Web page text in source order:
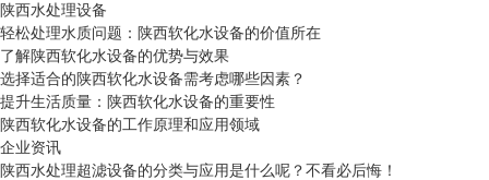
陕西水处理设备
轻松处理水质问题：陕西软化水设备的价值所在
了解陕西软化水设备的优势与效果
选择适合的陕西软化水设备需考虑哪些因素？
提升生活质量：陕西软化水设备的重要性
陕西软化水设备的工作原理和应用领域
企业资讯
陕西水处理超滤设备的分类与应用是什么呢？不看必后悔！